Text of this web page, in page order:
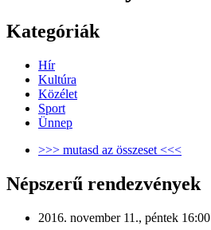
Kategóriák
Hír
Kultúra
Közélet
Sport
Ünnep
>>> mutasd az összeset <<<
Népszerű rendezvények
2016. november 11., péntek 16:00